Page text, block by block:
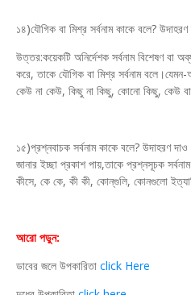
১৪)যৌগিক বা মিশ্র সর্বনাম কাকে বলে?
উত্তর:কয়েকটি অনির্দেশক সর্বনাম বিশেষণ বা
করে, তাকে যৌগিক বা মিশ্র সর্বনাম
কেউ না কেউ, কিছু না কিছু, কোনো কিছু, কেউ
১৫)প্রশ্নবাচক সর্বনাম কাকে বলে? উদাহরণ
জানার ইচ্ছা প্রকাশ পায়,তাকে প্রশ্নসূচক
কীসে, কে কে, কী কী, কোন্‌গুলি, কোনগুলো
আরো পড়ুন:
ডাবের জলে উপকারিতা click Here